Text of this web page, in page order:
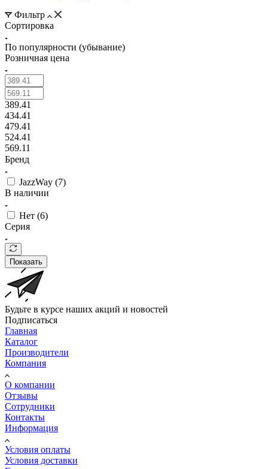
Фильтр
Сортировка
По популярности (убывание)
Розничная цена
389.41
434.41
479.41
524.41
569.11
Бренд
JazzWay (7)
В наличии
Нет (6)
Серия
Показать
Будьте в курсе наших акций и новостей
Подписаться
Главная
Каталог
Производители
Компания
О компании
Отзывы
Сотрудники
Контакты
Информация
Условия оплаты
Условия доставки